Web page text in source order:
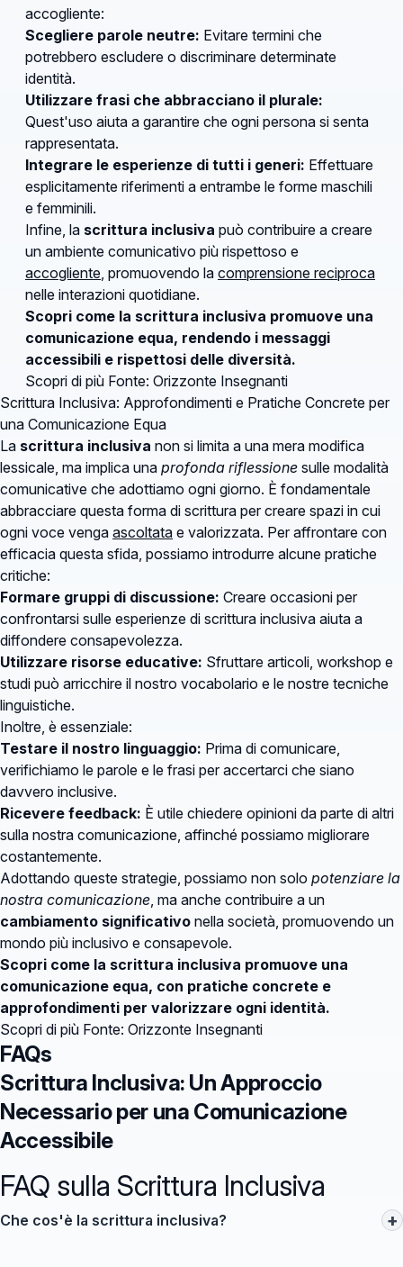
accogliente:
Scegliere parole neutre: Evitare termini che
potrebbero escludere o discriminare determinate
identità.
Utilizzare frasi che abbracciano il plurale:
Quest'uso aiuta a garantire che ogni persona si senta
rappresentata.
Integrare le esperienze di tutti i generi: Effettuare
esplicitamente riferimenti a entrambe le forme maschili
e femminili.
Infine, la scrittura inclusiva può contribuire a creare
un ambiente comunicativo più rispettoso e
accogliente , promuovendo la comprensione reciproca
nelle interazioni quotidiane.
Scopri come la scrittura inclusiva promuove una
comunicazione equa, rendendo i messaggi
accessibili e rispettosi delle diversità.
Scopri di più Fonte: Orizzonte Insegnanti
Scrittura Inclusiva: Approfondimenti e Pratiche Concrete per
una Comunicazione Equa
La scrittura inclusiva non si limita a una mera modifica
lessicale, ma implica una profonda riflessione sulle modalità
comunicative che adottiamo ogni giorno. È fondamentale
abbracciare questa forma di scrittura per creare spazi in cui
ogni voce venga ascoltata e valorizzata. Per affrontare con
efficacia questa sfida, possiamo introdurre alcune pratiche
critiche:
Formare gruppi di discussione: Creare occasioni per
confrontarsi sulle esperienze di scrittura inclusiva aiuta a
diffondere consapevolezza.
Utilizzare risorse educative: Sfruttare articoli, workshop e
studi può arricchire il nostro vocabolario e le nostre tecniche
linguistiche.
Inoltre, è essenziale:
Testare il nostro linguaggio: Prima di comunicare,
verifichiamo le parole e le frasi per accertarci che siano
davvero inclusive.
Ricevere feedback: È utile chiedere opinioni da parte di altri
sulla nostra comunicazione, affinché possiamo migliorare
costantemente.
Adottando queste strategie, possiamo non solo potenziare la
nostra comunicazione , ma anche contribuire a un
cambiamento significativo nella società, promuovendo un
mondo più inclusivo e consapevole.
Scopri come la scrittura inclusiva promuove una
comunicazione equa, con pratiche concrete e
approfondimenti per valorizzare ogni identità.
Scopri di più Fonte: Orizzonte Insegnanti
FAQs
Scrittura Inclusiva: Un Approccio
Necessario per una Comunicazione
Accessibile
FAQ sulla Scrittura Inclusiva
Che cos'è la scrittura inclusiva? +